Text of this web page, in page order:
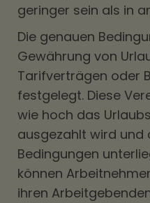
geringer sein als in
Die genauen
Gewährung von
Tarifverträgen oder
festgelegt. Diese
wie hoch das
ausgezahlt wird
Bedingungen
können
ihren